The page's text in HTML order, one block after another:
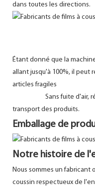
dans toutes les directions.
Étant donné que la
allant jusqu'à 100%, il peut
articles fragiles
Sans fuite d'air,
transport des produits.
Emballage de
Notre histoire de
Nous sommes un
coussin respectueux de